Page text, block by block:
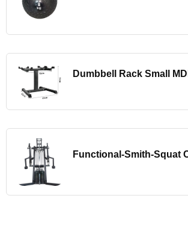
Dumbbell Rack Small
Functional-Smith-Squat